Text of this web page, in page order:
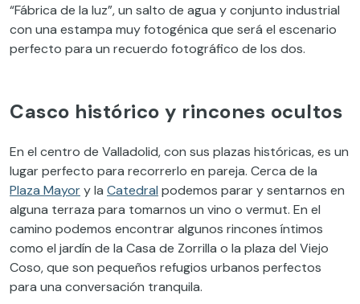
“Fábrica de la luz”, un salto de agua y conjunto industrial
con una estampa muy fotogénica que será el escenario
perfecto para un recuerdo fotográfico de los dos.
Casco histórico y rincones ocultos
En el centro de Valladolid, con sus plazas históricas, es un
lugar perfecto para recorrerlo en pareja. Cerca de la
Plaza Mayory la Catedral podemos parar y sentarnos en
alguna terraza para tomarnos un vino o vermut. En el
camino podemos encontrar algunos rincones íntimos
como el jardín de la Casa de Zorrilla o la plaza del Viejo
Coso, que son pequeños refugios urbanos perfectos
para una conversación tranquila.